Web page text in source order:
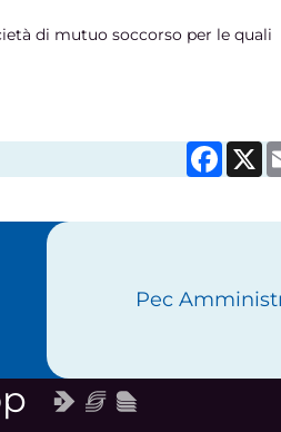
di mutuo soccorso per le quali
X
Pec